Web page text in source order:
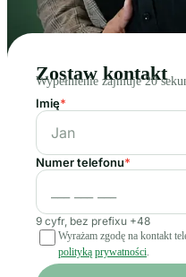
Zostaw kontakt
Wypełnienie zajmuje 20
Imię*
Numer telefonu*
9 cyfr, bez prefixu +48
Wyrażam zgodę na kontakt
polityką prywatności